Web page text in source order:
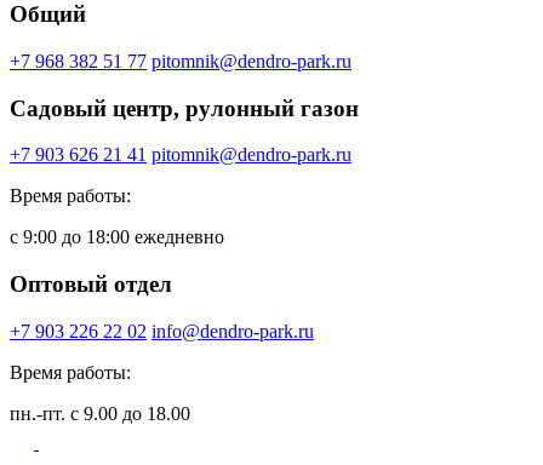
Общий
+7 968 382 51 77 pitomnik@dendro-park.ru
Садовый центр, рулонный газон
+7 903 626 21 41 pitomnik@dendro-park.ru
Время работы:
с 9:00 до 18:00 ежедневно
Оптовый отдел
+7 903 226 22 02 info@dendro-park.ru
Время работы:
пн.-пт. с 9.00 до 18.00